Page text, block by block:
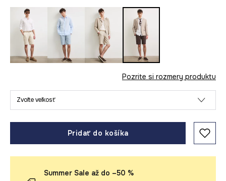
Pozrite si rozmery produktu
Zvoľte veľkosť
Pridať do košíka
Summer Sale až do –50 %